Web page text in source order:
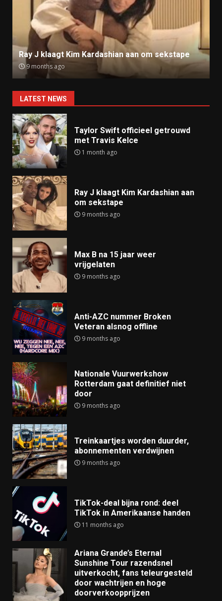
Ray J klaagt Kim Kardashian aan om sekstape
9 months ago
LATEST NEWS
Taylor Swift officieel getrouwd
met Travis Kelce
1 month ago
Ray J klaagt Kim Kardashian aan
om sekstape
9 months ago
Max B na 15 jaar weer
vrijgelaten
9 months ago
Anti-AZC nummer Broken
Veteran alsnog offline
9 months ago
Nationale Vuurwerkshow
Rotterdam gaat definitief niet
door
9 months ago
Treinkaartjes worden duurder,
abonnementen verdwijnen
9 months ago
TikTok-deal bijna rond: deel
TikTok in Amerikaanse handen
11 months ago
Ariana Grande’s Eternal
Sunshine Tour razendsnel
uitverkocht, fans teleurgesteld
door wachtrijen en hoge
doorverkoopprijzen